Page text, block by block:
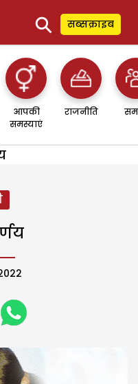
⚲ सब्सक्राइब
आपकी
समस्याएं
राजनीति